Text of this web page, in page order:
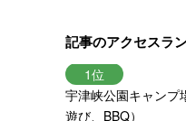
記事のアクセスラ
宇津峡公園キャンプ
遊び、BBQ）